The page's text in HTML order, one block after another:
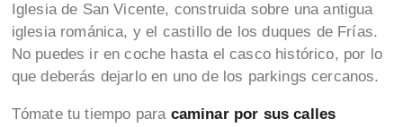
Iglesia de San Vicente, construida sobre una antigua
iglesia románica, y el castillo de los duques de Frías.
No puedes ir en coche hasta el casco histórico, por lo
que deberás dejarlo en uno de los parkings cercanos.
Tómate tu tiempo para caminar por sus calles